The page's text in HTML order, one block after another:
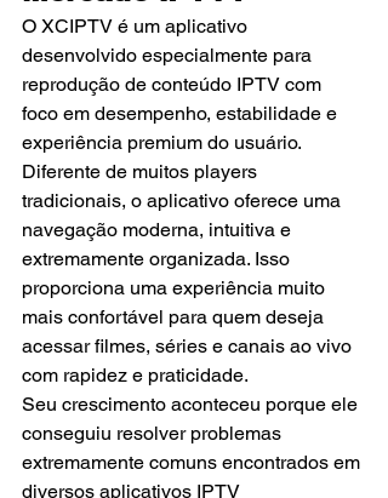
O XCIPTV é um aplicativo
desenvolvido especialmente para
reprodução de conteúdo IPTV com
foco em desempenho, estabilidade e
experiência premium do usuário.
Diferente de muitos players
tradicionais, o aplicativo oferece uma
navegação moderna, intuitiva e
extremamente organizada. Isso
proporciona uma experiência muito
mais confortável para quem deseja
acessar filmes, séries e canais ao vivo
com rapidez e praticidade.
Seu crescimento aconteceu porque ele
conseguiu resolver problemas
extremamente comuns encontrados em
diversos aplicativos IPTV